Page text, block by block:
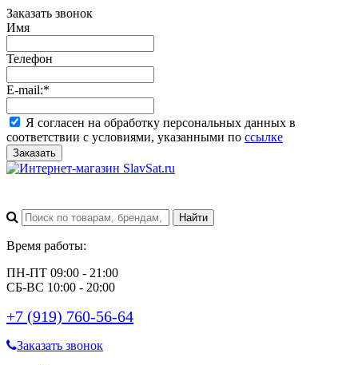
Заказать звонок
Имя
Телефон
E-mail:*
Я согласен на обработку персональных данных в
соответствии с условиями, указанными по ссылке
Заказать
Время работы:
ПН-ПТ 09:00 - 21:00
СБ-ВС 10:00 - 20:00
+7 (919) 760-56-64
Заказать звонок